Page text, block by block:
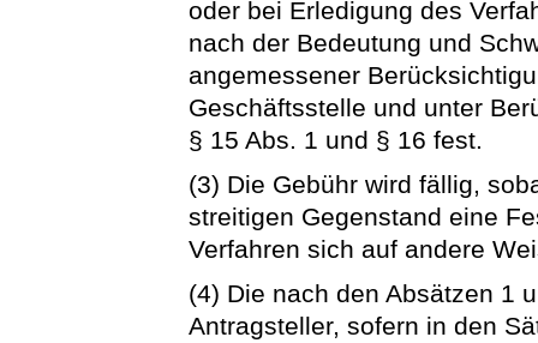
oder bei Erledigung des
nach der Bedeutung und
angemessener
Geschäftsstelle und unter
§ 15 Abs. 1 und § 16 fest.
(3) Die Gebühr wird fällig,
streitigen Gegenstand eine
Verfahren sich auf andere
(4) Die nach den Absätzen 1
Antragsteller, sofern in den